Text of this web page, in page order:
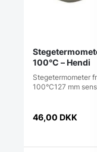
100°C – Hendi
Stegetermometer
100°C127 mm
46,00 DKK